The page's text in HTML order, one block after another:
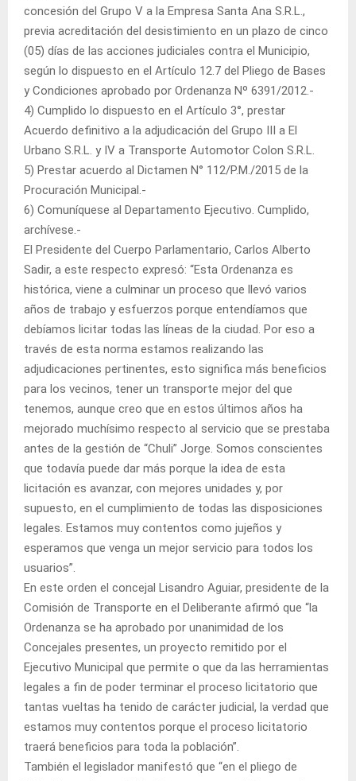
concesión del Grupo V a la Empresa Santa Ana S.R.L.,
previa acreditación del desistimiento en un plazo de cinco
(05) días de las acciones judiciales contra el Municipio,
según lo dispuesto en el Artículo 12.7 del Pliego de Bases
y Condiciones aprobado por Ordenanza Nº 6391/2012.-
4) Cumplido lo dispuesto en el Artículo 3°, prestar
Acuerdo definitivo a la adjudicación del Grupo III a El
Urbano S.R.L. y IV a Transporte Automotor Colon S.R.L.
5) Prestar acuerdo al Dictamen N° 112/P.M./2015 de la
Procuración Municipal.-
6) Comuníquese al Departamento Ejecutivo. Cumplido,
archívese.-
El Presidente del Cuerpo Parlamentario, Carlos Alberto
Sadir, a este respecto expresó: “Esta Ordenanza es
histórica, viene a culminar un proceso que llevó varios
años de trabajo y esfuerzos porque entendíamos que
debíamos licitar todas las líneas de la ciudad. Por eso a
través de esta norma estamos realizando las
adjudicaciones pertinentes, esto significa más beneficios
para los vecinos, tener un transporte mejor del que
tenemos, aunque creo que en estos últimos años ha
mejorado muchísimo respecto al servicio que se prestaba
antes de la gestión de “Chuli” Jorge. Somos conscientes
que todavía puede dar más porque la idea de esta
licitación es avanzar, con mejores unidades y, por
supuesto, en el cumplimiento de todas las disposiciones
legales. Estamos muy contentos como jujeños y
esperamos que venga un mejor servicio para todos los
usuarios”.
En este orden el concejal Lisandro Aguiar, presidente de la
Comisión de Transporte en el Deliberante afirmó que “la
Ordenanza se ha aprobado por unanimidad de los
Concejales presentes, un proyecto remitido por el
Ejecutivo Municipal que permite o que da las herramientas
legales a fin de poder terminar el proceso licitatorio que
tantas vueltas ha tenido de carácter judicial, la verdad que
estamos muy contentos porque el proceso licitatorio
traerá beneficios para toda la población”.
También el legislador manifestó que “en el pliego de